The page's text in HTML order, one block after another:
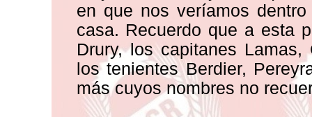
en que nos veríamos
casa. Recuerdo que a esta
Drury, los capitanes
los tenientes Berdier,
más cuyos nombres no